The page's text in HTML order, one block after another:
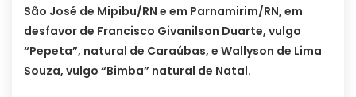
São José de Mipibu/RN e em Parnamirim/RN, em
desfavor de Francisco Givanilson Duarte, vulgo
“Pepeta”, natural de Caraúbas, e Wallyson de Lima
Souza, vulgo “Bimba” natural de Natal.